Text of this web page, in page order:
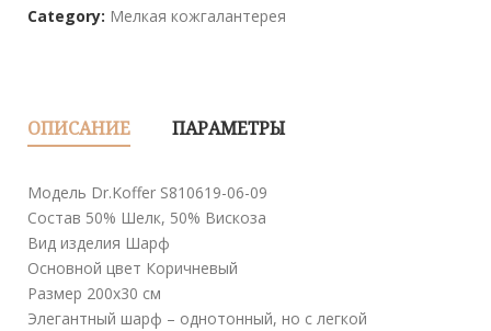
ratings
Category: Мелкая кожгалантерея
ОПИСАНИЕ ПАРАМЕТРЫ
Модель Dr.Koffer S810619-06-09
Состав 50% Шелк, 50% Вискоза
Вид изделия Шарф
Основной цвет Коричневый
Размер 200х30 см
Элегантный шарф – однотонный, но с легкой